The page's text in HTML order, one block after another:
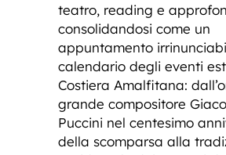
teatro, reading e
consolidandosi come un
appuntamento
calendario degli eventi
Costiera Amalfitana:
grande compositore
Puccini nel centesimo
della scomparsa alla